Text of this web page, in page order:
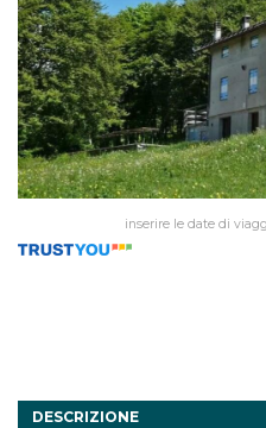
inserire le date di
DESCRIZIONE